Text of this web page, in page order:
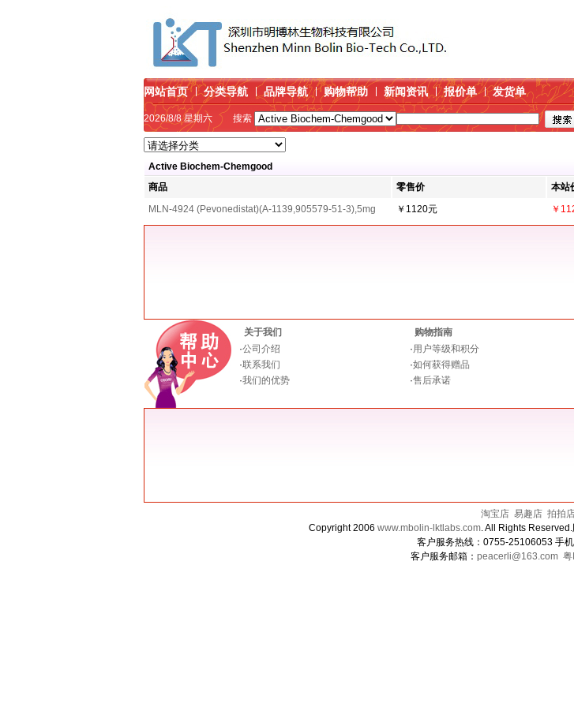
网站首页 分类导航 品牌导航 购物帮助 新闻资讯 报价单 发货单
2026/8/8 星期六 搜索
Active Biochem-Chemgood
商品
零售价 本站
MLN-4924 (Pevonedistat)(A-1139,905579-51-3),5mg
￥1120元 ￥
关于我们
·公司介绍
·联系我们
·我们的优势
购物指南
·用户等级和积分
·如何获得赠品
·售后承诺
淘宝店 易趣店 拍拍
Copyright 2006 www.mbolin-lktlabs.com. All Rights
客户服务热线：0755-25106053 手
客户服务邮箱： peacerli@163.com